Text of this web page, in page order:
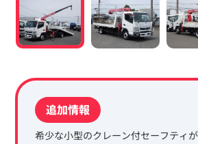
追加情報
希少な小型のクレーン付セーフティ